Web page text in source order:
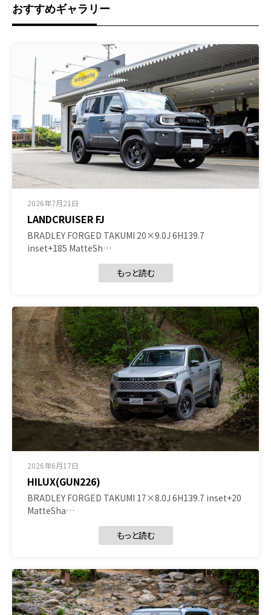
おすすめギャラリー
2026年7月21日
LANDCRUISER FJ
BRADLEY FORGED TAKUMI 20×9.0J 6H139.7
inset+185 MatteSh…
もっと読む
2026年6月17日
HILUX(GUN226)
BRADLEY FORGED TAKUMI 17×8.0J 6H139.7 inset+20
MatteSha…
もっと読む